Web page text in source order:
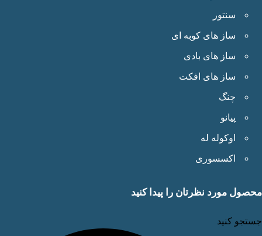
سنتور
ساز های کوبه ای
ساز های بادی
ساز های افکت
چنگ
پیانو
اوکوله له
اکسسوری
مورد نظرتان را پیدا کنید
کنید